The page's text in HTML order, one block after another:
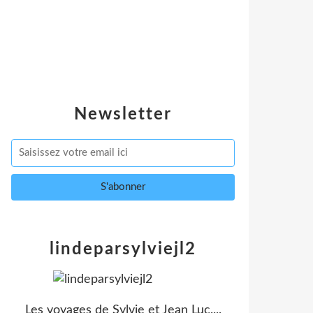
Newsletter
lindeparsylviejl2
Les voyages de Sylvie et Jean Luc....